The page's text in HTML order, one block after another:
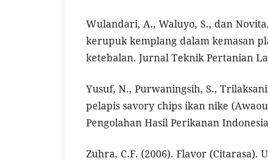
Wulandari, A., Waluyo, S., dan
kerupuk kemplang dalam kemasan
ketebalan. Jurnal Teknik Pertanian
Yusuf, N., Purwaningsih, S.,
pelapis savory chips ikan nike
Pengolahan Hasil Perikanan
Zuhra, C.F. (2006). Flavor (Citarasa).